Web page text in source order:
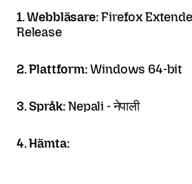
1. Webbläsare:Firefox
Release
2. Plattform:Windows 64-bit
3. Språk:Nepali - नेपाली
4. Hämta: